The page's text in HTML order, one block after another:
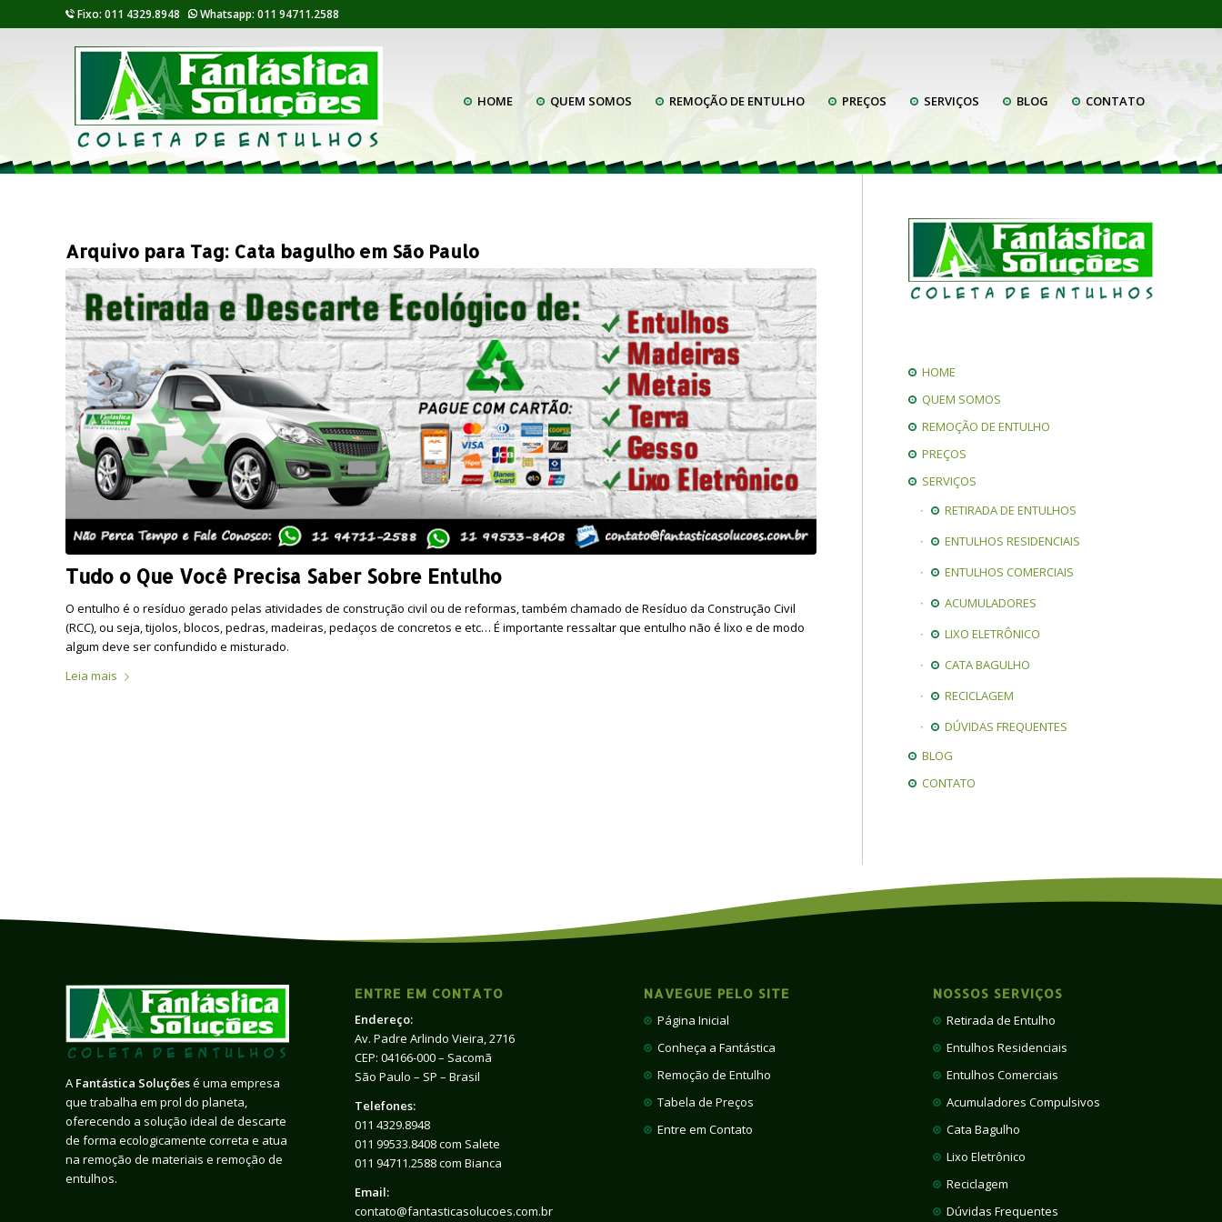
Fixo: 011 4329.8948 Whatsapp: 011 94711.2588
HOME QUEM SOMOS REMOÇÃO DE ENTULHO PREÇOS SERVIÇOS BLOG CONTATO
Arquivo para Tag: Cata bagulho em São Paulo
Tudo o Que Você Precisa Saber Sobre Entulho
O entulho é o resíduo gerado pelas atividades de construção civil ou de reformas, também chamado de Resíduo da Construção Civil
(RCC), ou seja, tijolos, blocos, pedras, madeiras, pedaços de concretos e etc… É importante ressaltar que entulho não é lixo e de modo
algum deve ser confundido e misturado.
Leia mais
HOME
QUEM SOMOS
REMOÇÃO DE ENTULHO
PREÇOS
SERVIÇOS
RETIRADA DE ENTULHOS
ENTULHOS RESIDENCIAIS
ENTULHOS COMERCIAIS
ACUMULADORES
LIXO ELETRÔNICO
CATA BAGULHO
RECICLAGEM
DÚVIDAS FREQUENTES
BLOG
CONTATO
A Fantástica Soluçõesé uma empresa
que trabalha em prol do planeta,
oferecendo a solução ideal de descarte
de forma ecologicamente correta e atua
na remoção de materiais e remoção de
entulhos.
ENTRE EM CONTATO
Endereço:
Av. Padre Arlindo Vieira, 2716
CEP: 04166-000 – Sacomã
São Paulo – SP – Brasil
Telefones:
011 4329.8948
011 99533.8408 com Salete
011 94711.2588 com Bianca
Email:
contato@fantasticasolucoes.com.br
NAVEGUE PELO SITE
Página Inicial
Conheça a Fantástica
Remoção de Entulho
Tabela de Preços
Entre em Contato
NOSSOS SERVIÇOS
Retirada de Entulho
Entulhos Residenciais
Entulhos Comerciais
Acumuladores Compulsivos
Cata Bagulho
Lixo Eletrônico
Reciclagem
Dúvidas Frequentes